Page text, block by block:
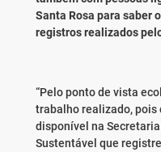
Santa Rosa para saber
registrosrealizados
“Pelo ponto de vista
trabalho realizado, pois
disponível na
Sustentável que